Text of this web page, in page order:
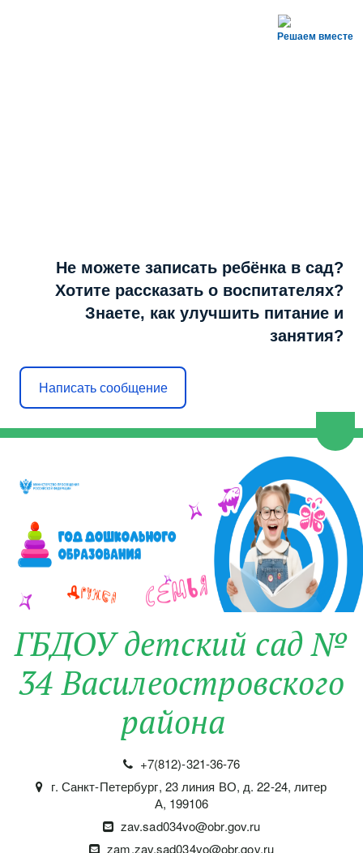
Решаем вместе
Не можете записать ребёнка в сад?
Хотите рассказать о воспитателях?
Знаете, как улучшить питание и
занятия?
Написать сообщение
ГБДОУ детский сад №
34 Василеостровского
района
+7(812)-321-36-76
г. Санкт-Петербург, 23 линия ВО, д. 22-24, литер
А, 199106
zav.sad034vo@obr.gov.ru
zam.zav.sad034vo@obr.gov.ru